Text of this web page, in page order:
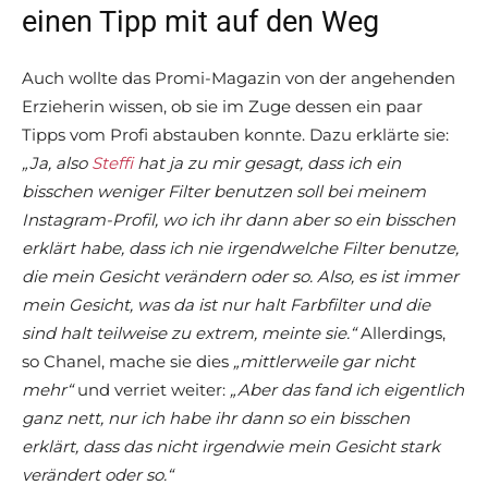
einen Tipp mit auf den Weg
Auch wollte das Promi-Magazin von der angehenden
Erzieherin wissen, ob sie im Zuge dessen ein paar
Tipps vom Profi abstauben konnte. Dazu erklärte sie:
„Ja, also Steffihat ja zu mir gesagt, dass ich ein
bisschen weniger Filter benutzen soll bei meinem
Instagram-Profil, wo ich ihr dann aber so ein bisschen
erklärt habe, dass ich nie irgendwelche Filter benutze,
die mein Gesicht verändern oder so. Also, es ist immer
mein Gesicht, was da ist nur halt Farbfilter und die
sind halt teilweise zu extrem, meinte sie.“Allerdings,
so Chanel, mache sie dies „mittlerweile gar nicht
mehr“und verriet weiter: „Aber das fand ich eigentlich
ganz nett, nur ich habe ihr dann so ein bisschen
erklärt, dass das nicht irgendwie mein Gesicht stark
verändert oder so.“